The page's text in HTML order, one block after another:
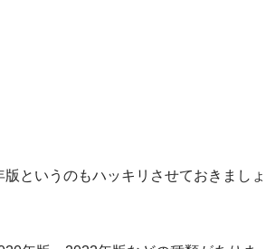
というのもハッキリさせておきましょ